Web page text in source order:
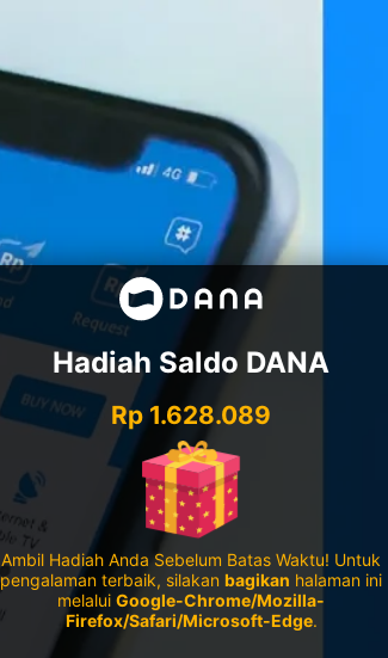
Hadiah Saldo DANA
Rp 1.628.089
Ambil Hadiah Anda Sebelum Batas Waktu! Untuk
pengalaman terbaik, silakan bagikan halaman ini
melalui Google-Chrome/Mozilla-
Firefox/Safari/Microsoft-Edge.